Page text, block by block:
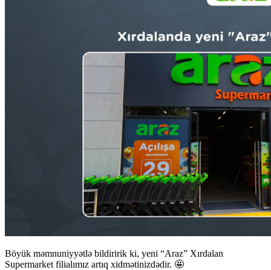
Böyük məmnuniyyətlə bildiririk ki, yeni “Araz” Xırdalan
Supermarket filialımız artıq xidmətinizdədir. 🤩